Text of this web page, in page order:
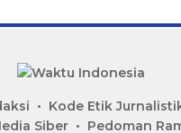
Kode Etik
Siber
Pedoman